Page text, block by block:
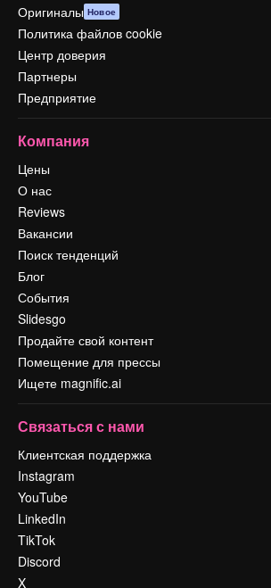
Оригиналы Новое
Политика файлов cookie
Центр доверия
Партнеры
Предприятие
Компания
Цены
О нас
Reviews
Вакансии
Поиск тенденций
Блог
События
Slidesgo
Продайте свой контент
Помещение для прессы
Ищете magnific.ai
Связаться с нами
Клиентская поддержка
Instagram
YouTube
LinkedIn
TikTok
Discord
X